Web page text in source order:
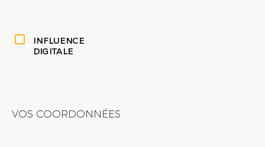
INFLUENCE
DIGITALE
VOS COORDONNÉES